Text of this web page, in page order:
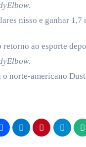
.
nisso e ganhar
ao esporte
.
norte-americano